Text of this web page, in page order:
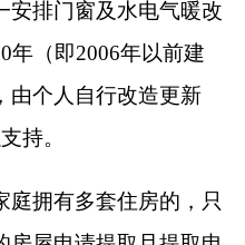
域认定标准，针
实差异化首套利
人在克州安家置
对于疆内缴存人
任一县市购房申
积金贷款利率；